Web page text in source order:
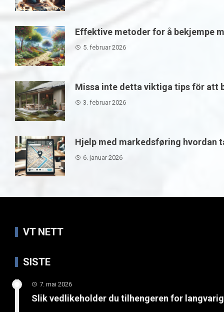
Effektive metoder for å bekjempe
5. februar 2026
Missa inte detta viktiga tips för att
3. februar 2026
Hjelp med markedsføring hvordan
6. januar 2026
VT NETT
SISTE
7. mai 2026
Slik vedlikeholder du tilhengeren for